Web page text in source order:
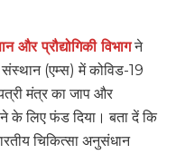
और प्रौद्योगिकी विभागने
(एम्स) में कोविड-19
मंत्र का जाप और
के लिए फंड दिया। बता दें कि
चिकित्सा अनुसंधान